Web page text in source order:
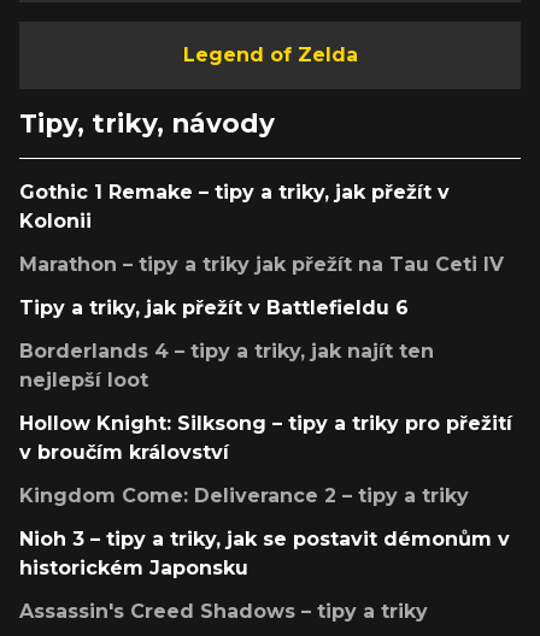
Legend of Zelda
Tipy, triky, návody
Gothic 1 Remake – tipy a triky, jak přežít v
Kolonii
Marathon – tipy a triky jak přežít na Tau Ceti IV
Tipy a triky, jak přežít v Battlefieldu 6
Borderlands 4 – tipy a triky, jak najít ten
nejlepší loot
Hollow Knight: Silksong – tipy a triky pro přežití
v broučím království
Kingdom Come: Deliverance 2 – tipy a triky
Nioh 3 – tipy a triky, jak se postavit démonům v
historickém Japonsku
Assassin's Creed Shadows – tipy a triky